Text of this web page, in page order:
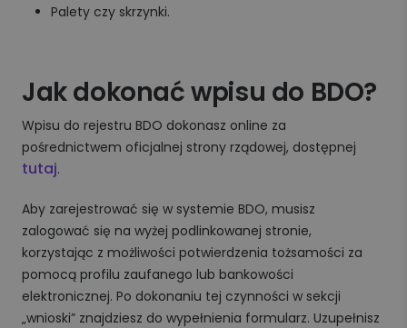
Palety czy skrzynki.
Jak dokonać wpisu do BDO?
Wpisu do rejestru BDO dokonasz online za
pośrednictwem oficjalnej strony rządowej, dostępnej
tutaj.
Aby zarejestrować się w systemie BDO, musisz
zalogować się na wyżej podlinkowanej stronie,
korzystając z możliwości potwierdzenia tożsamości za
pomocą profilu zaufanego lub bankowości
elektronicznej. Po dokonaniu tej czynności w sekcji
„wnioski” znajdziesz do wypełnienia formularz. Uzupełnisz